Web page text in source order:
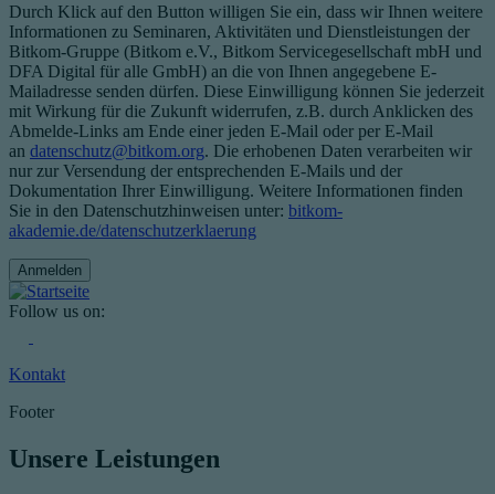
Durch Klick auf den Button willigen Sie ein, dass wir Ihnen weitere
Informationen zu Seminaren, Aktivitäten und Dienstleistungen der
Bitkom-Gruppe (Bitkom e.V., Bitkom Servicegesellschaft mbH und
DFA Digital für alle GmbH) an die von Ihnen angegebene E-
Mailadresse senden dürfen. Diese Einwilligung können Sie jederzeit
mit Wirkung für die Zukunft widerrufen, z.B. durch Anklicken des
Abmelde-Links am Ende einer jeden E-Mail oder per E-Mail
an datenschutz@bitkom.org. Die erhobenen Daten verarbeiten wir
nur zur Versendung der entsprechenden E-Mails und der
Dokumentation Ihrer Einwilligung. Weitere Informationen finden
Sie in den Datenschutzhinweisen unter: bitkom-
akademie.de/datenschutzerklaerung
Follow us on:
Kontakt
Footer
Unsere Leistungen